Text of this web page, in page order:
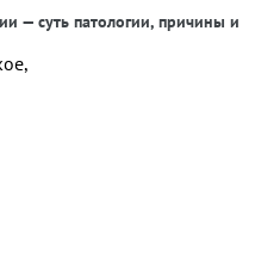
— суть патологии, причины и